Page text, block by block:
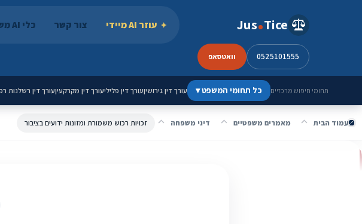
Jus Tice עוזר AI מיידי צור קשר כלי AI משפטיים
0525101555 וואטסאפ
תחומי חיפוש מרכזיים כל תחומי המשפט▾ עורך דין גירושיןעורך דין פליליעורך דין מקרקעיןעורך דין רשלנות
עמוד הבית מאמרים משפטיים דיני משפחה זכויות רכוש משמורת ומזונות ידועים בציבור